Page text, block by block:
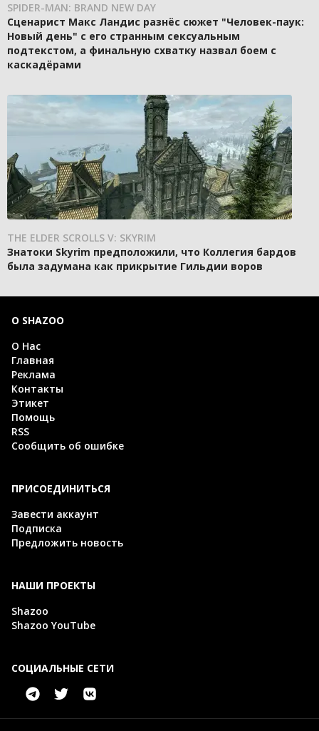
SPIDER-MAN: BRAND NEW DAY
Сценарист Макс Ландис разнёс сюжет "Человек-паук:
Новый день" с его странным сексуальным
подтекстом, а финальную схватку назвал боем с
каскадёрами
THE ELDER SCROLLS V: SKYRIM
Знатоки Skyrim предположили, что Коллегия бардов
была задумана как прикрытие Гильдии воров
О SHAZOO
О Нас
Главная
Реклама
Контакты
Этикет
Помощь
RSS
Сообщить об ошибке
ПРИСОЕДИНИТЬСЯ
Завести аккаунт
Подписка
Предложить новость
НАШИ ПРОЕКТЫ
Shazoo
Shazoo YouTube
СОЦИАЛЬНЫЕ СЕТИ